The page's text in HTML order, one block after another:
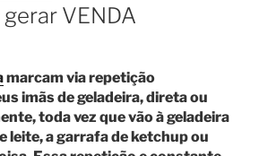
VENDA
marcam via repetição
imãs de geladeira, direta ou
toda vez que vão à geladeira
leite, a garrafa de ketchup ou